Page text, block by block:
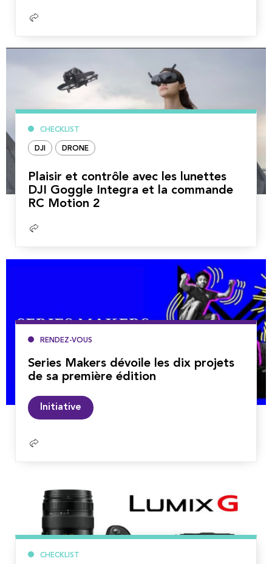
Lire
CHECKLIST
DJI DRONE
Plaisir et contrôle avec les lunettes
DJI Goggle Integra et la commande
RC Motion 2
Lire
RENDEZ-VOUS
Series Makers dévoile les dix projets
de sa première édition
Initiative
CHECKLIST